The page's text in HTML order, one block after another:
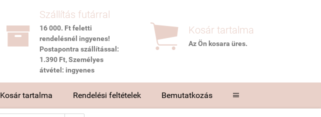

Szállítás futárral
16 000. Ft feletti
rendelésnél ingyenes!
Postapontra szállítással:
1.390 Ft, Személyes
átvétel: ingyenes
 Kosár tartalma
Az Ön kosaraüres.
Kosár tartalma Rendelési feltételek Bemutatkozás 